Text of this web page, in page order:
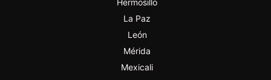
La Paz
León
Mérida
Mexicali